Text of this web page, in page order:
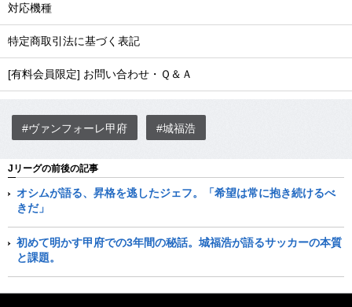
対応機種
特定商取引法に基づく表記
[有料会員限定] お問い合わせ・Ｑ＆Ａ
#ヴァンフォーレ甲府 #城福浩
Jリーグの前後の記事
オシムが語る、昇格を逃したジェフ。「希望は常に抱き続けるべ
きだ」
初めて明かす甲府での3年間の秘話。城福浩が語るサッカーの本質
と課題。